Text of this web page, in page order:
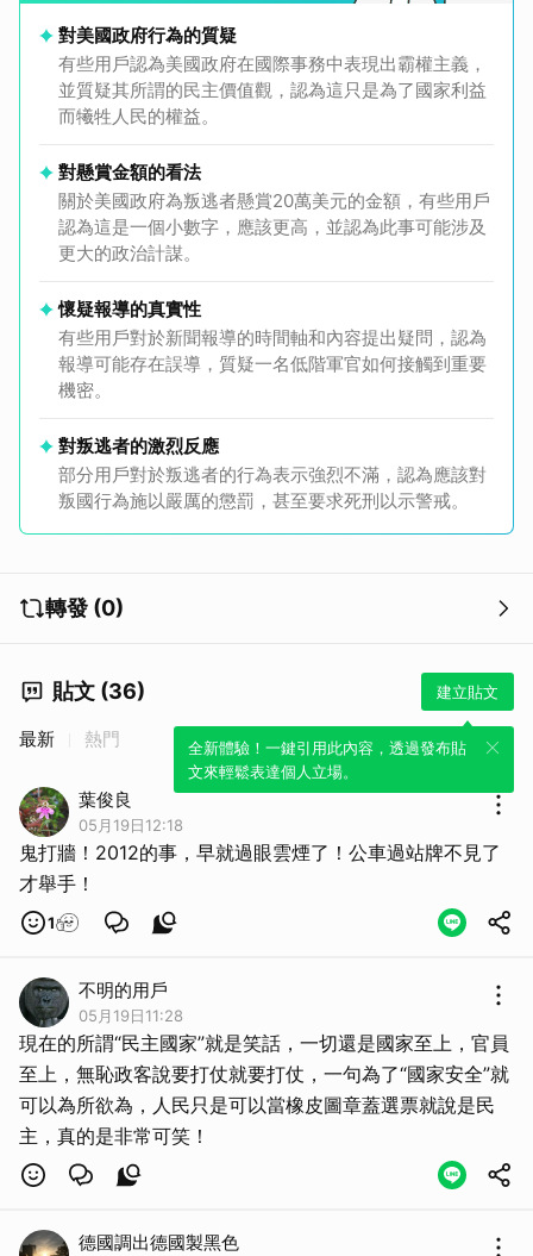
對美國政府行為的質疑
有些用戶認為美國政府在國際事務中表現出霸權主義，
並質疑其所謂的民主價值觀，認為這只是為了國家利益
而犧牲人民的權益。
對懸賞金額的看法
關於美國政府為叛逃者懸賞20萬美元的金額，有些用戶
認為這是一個小數字，應該更高，並認為此事可能涉及
更大的政治計謀。
懷疑報導的真實性
有些用戶對於新聞報導的時間軸和內容提出疑問，認為
報導可能存在誤導，質疑一名低階軍官如何接觸到重要
機密。
對叛逃者的激烈反應
部分用戶對於叛逃者的行為表示強烈不滿，認為應該對
叛國行為施以嚴厲的懲罰，甚至要求死刑以示警戒。
轉發 (0)
貼文 (36) 建立貼文
全新體驗！一鍵引用此內容，透過發布貼
文來輕鬆表達個人立場。
最新 熱門
葉俊良
05月19日12:18
鬼打牆！2012的事，早就過眼雲煙了！公車過站牌不見了
才舉手！
1
不明的用戶
05月19日11:28
現在的所謂“民主國家”就是笑話，一切還是國家至上，官員
至上，無恥政客說要打仗就要打仗，一句為了“國家安全”就
可以為所欲為，人民只是可以當橡皮圖章蓋選票就說是民
主，真的是非常可笑！
德國調出德國製黑色
取消